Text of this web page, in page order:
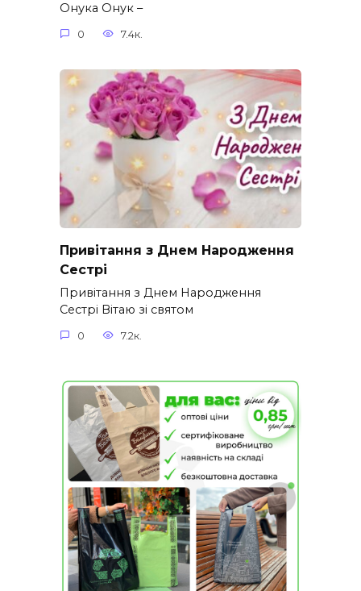
Онука Онук –
0 7.4к.
Привітання з Днем Народження
Сестрі
Привітання з Днем Народження
Сестрі Вітаю зі святом
0 7.2к.